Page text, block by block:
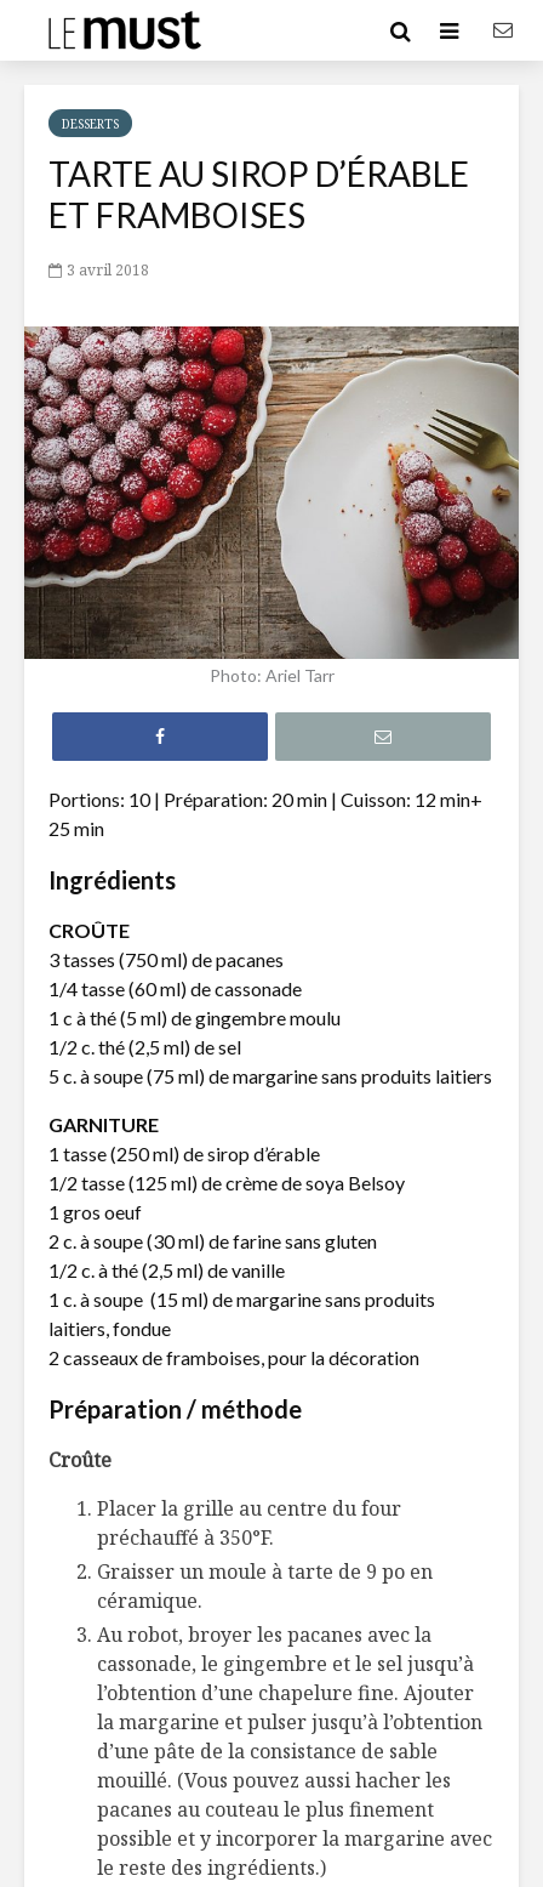
DESSERTS
TARTE AU SIROP D’ÉRABLE
ET FRAMBOISES
3 avril 2018
Photo: Ariel Tarr
Portions: 10 | Préparation: 20 min | Cuisson: 12 min+
25 min
Ingrédients
CROÛTE
3 tasses (750 ml) de pacanes
1/4 tasse (60 ml) de cassonade
1 c à thé (5 ml) de gingembre moulu
1/2 c. thé (2,5 ml) de sel
5 c. à soupe (75 ml) de margarine sans produits laitiers
GARNITURE
1 tasse (250 ml) de sirop d’érable
1/2 tasse (125 ml) de crème de soya Belsoy
1 gros oeuf
2 c. à soupe (30 ml) de farine sans gluten
1/2 c. à thé (2,5 ml) de vanille
1 c. à soupe (15 ml) de margarine sans produits
laitiers, fondue
2 casseaux de framboises, pour la décoration
Préparation / méthode
Croûte
Placer la grille au centre du four
préchauffé à 350°F.
Graisser un moule à tarte de 9 po en
céramique.
Au robot, broyer les pacanes avec la
cassonade, le gingembre et le sel jusqu’à
l’obtention d’une chapelure fine. Ajouter
la margarine et pulser jusqu’à l’obtention
d’une pâte de la consistance de sable
mouillé. (Vous pouvez aussi hacher les
pacanes au couteau le plus finement
possible et y incorporer la margarine avec
le reste des ingrédients.)
Gâteau à la
compote de
pomme
Biscuits à l’avoine,
citrouille et
pommes et
Pouding
fruits
Tiramisu
Beignes
découvrir
Les gestes de la